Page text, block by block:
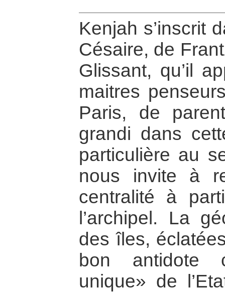
Kenjah s’inscrit
Césaire, de
Glissant, qu’il
maitres
Paris, de
grandi dans
particulière au
nous invite à
centralité à
l’archipel. La
des îles,
bon antidote
unique» de